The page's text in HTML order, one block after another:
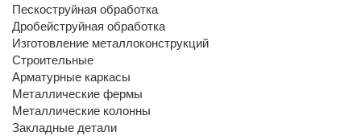
Пескоструйная обработка
Дробейструйная обработка
Изготовление металлоконструкций
Строительные
Арматурные каркасы
Металлические фермы
Металлические колонны
Закладные детали